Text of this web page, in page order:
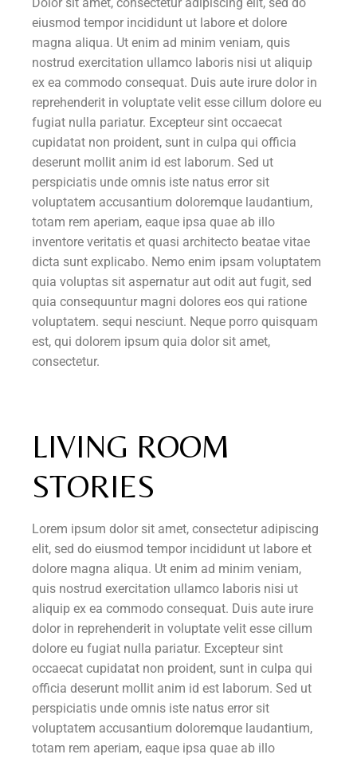
eiusmod tempor incididunt ut labore et dolore
magna aliqua. Ut enim ad minim veniam, quis
nostrud exercitation ullamco laboris nisi ut aliquip
ex ea commodo consequat. Duis aute irure dolor in
reprehenderit in voluptate velit esse cillum dolore eu
fugiat nulla pariatur. Excepteur sint occaecat
cupidatat non proident, sunt in culpa qui officia
deserunt mollit anim id est laborum. Sed ut
perspiciatis unde omnis iste natus error sit
voluptatem accusantium doloremque laudantium,
totam rem aperiam, eaque ipsa quae ab illo
inventore veritatis et quasi architecto beatae vitae
dicta sunt explicabo. Nemo enim ipsam voluptatem
quia voluptas sit aspernatur aut odit aut fugit, sed
quia consequuntur magni dolores eos qui ratione
voluptatem. sequi nesciunt. Neque porro quisquam
est, qui dolorem ipsum quia dolor sit amet,
consectetur.
LIVING ROOM
STORIES
Lorem ipsum dolor sit amet, consectetur adipiscing
elit, sed do eiusmod tempor incididunt ut labore et
dolore magna aliqua. Ut enim ad minim veniam,
quis nostrud exercitation ullamco laboris nisi ut
aliquip ex ea commodo consequat. Duis aute irure
dolor in reprehenderit in voluptate velit esse cillum
dolore eu fugiat nulla pariatur. Excepteur sint
occaecat cupidatat non proident, sunt in culpa qui
officia deserunt mollit anim id est laborum. Sed ut
perspiciatis unde omnis iste natus error sit
voluptatem accusantium doloremque laudantium,
totam rem aperiam, eaque ipsa quae ab illo